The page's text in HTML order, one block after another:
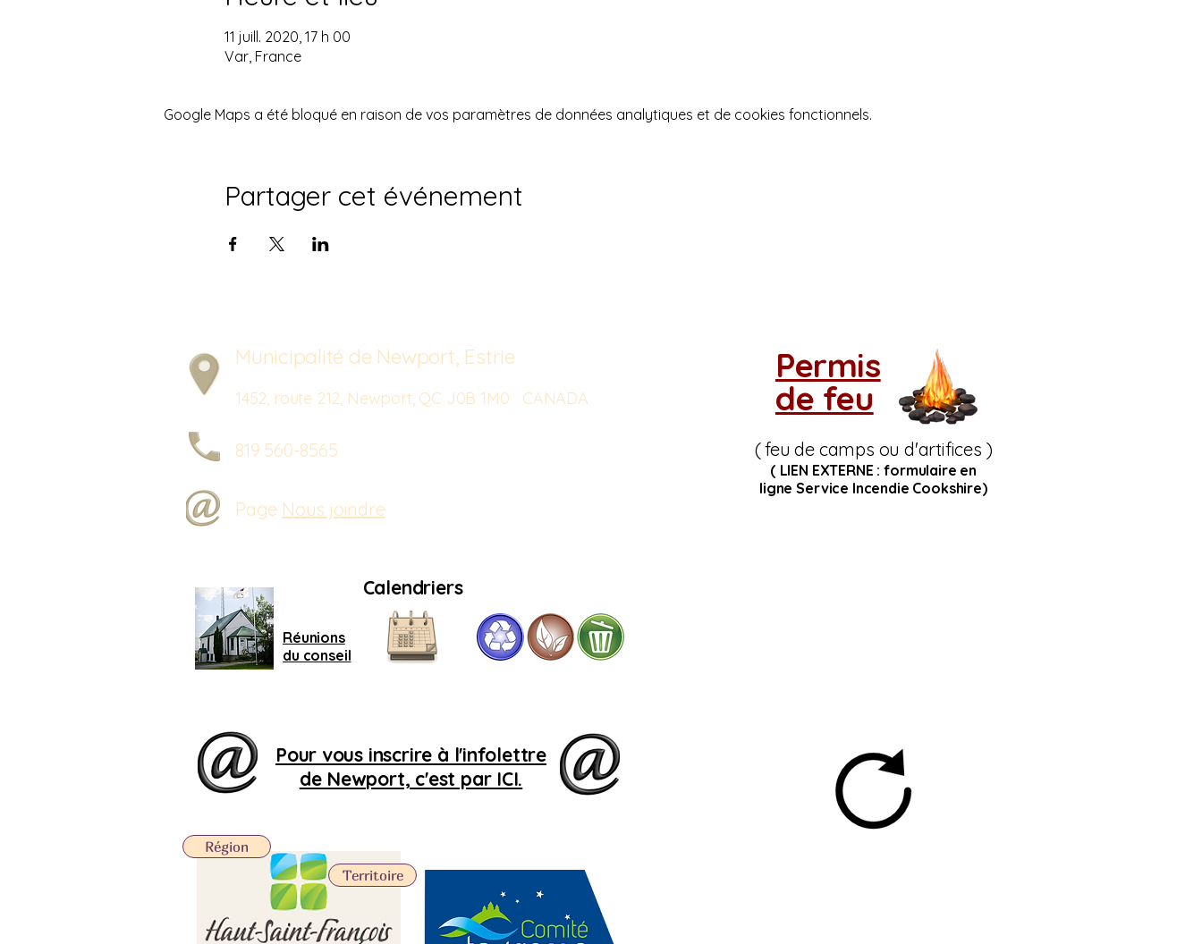
11 juill. 2020, 17 h 00
Var, France
Google Maps a été bloqué en raison de vos paramètres de données analytiques et de cookies fonctionnels.
Partager cet événement
Municipalité de Newport, Estrie
1452, route 212, Newport, QC J0B 1M0 CANADA
819 560-8565
Page Nous joindre
Calendriers
Réunions
du conseil
Pour vous inscrire à l'infolettre
de Newport, c'est par ICI.
Territoire
Permis
de feu
( feu de camps ou d'artifices )
( LIEN EXTERNE : formulaire en
ligne Service Incendie Cookshire)
Région